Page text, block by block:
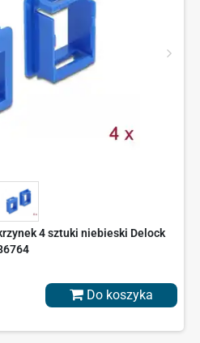
4 sztuki niebieski Delock
Do koszyka